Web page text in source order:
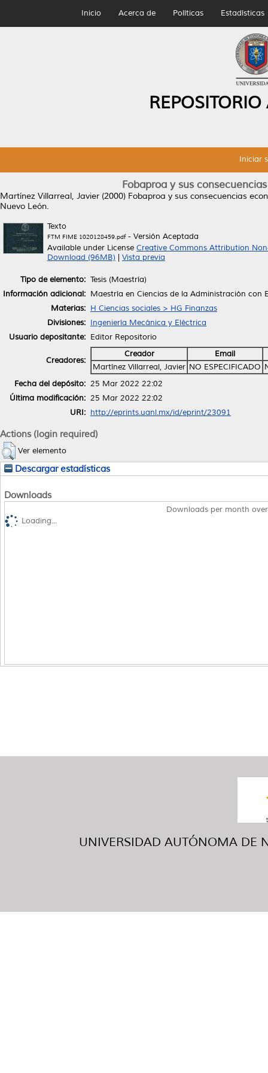
Inicio Acerca de Políticas Estadísticas
Iniciar
Fobaproa y sus
Martínez Villarreal, Javier (2000) Fobaproa y sus consecuencias
Nuevo León.
Texto
FTM FIME 1020128459.pdf- Versión Aceptada
Available under License Creative Commons Attribution
Download (96MB)
Vista previa
Tipo de elemento: Tesis (Maestría)
Información adicional: Maestría en Ciencias de la Administración con
Materias: H Ciencias sociales > HG Finanzas
Divisiones: Ingeniería Mecánica y Eléctrica
Usuario depositante: Editor Repositorio
Creadores:
Creador
Email
Martínez Villarreal, Javier NO ESPECIFICADO
Fecha del depósito: 25 Mar 2022 22:02
Última modificación: 25 Mar 2022 22:02
URI: http://eprints.uanl.mx/id/eprint/23091
Actions (login required)
Ver elemento
Descargar estadísticas
Downloads
Downloads per month
Loading...
UNIVERSIDAD AUTÓNOMA DE